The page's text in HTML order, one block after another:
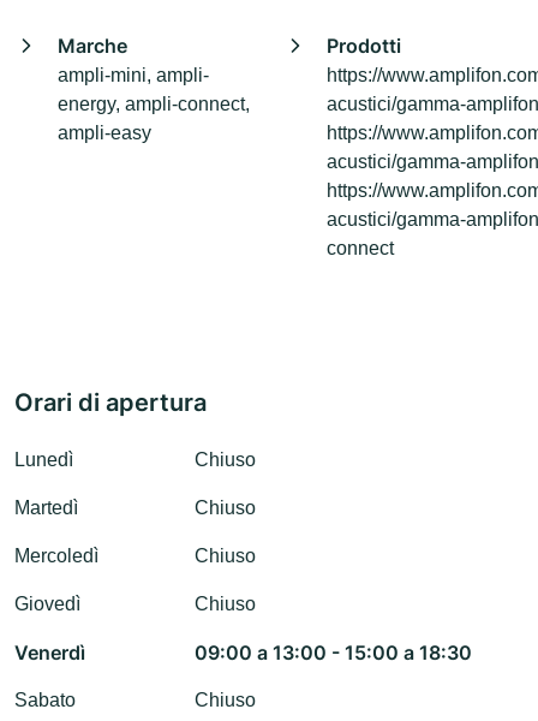
Marche
ampli-mini, ampli-
energy, ampli-connect,
ampli-easy
Prodotti
https://
acustici/gamma-
https://
acustici/gamma-
https://
acustici/gamma-
connect
Orari di apertura
Lunedì Chiuso
Martedì Chiuso
Mercoledì Chiuso
Giovedì Chiuso
Venerdì 09:00 a 13:00 - 15:00 a 18:30
Sabato Chiuso